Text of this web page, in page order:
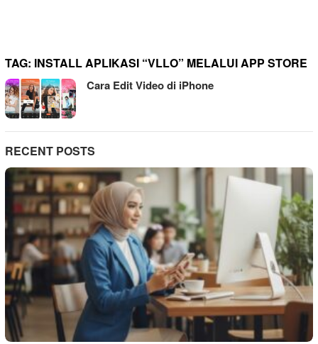
TAG: INSTALL APLIKASI “VLLO” MELALUI APP STORE
Cara Edit Video di iPhone
RECENT POSTS